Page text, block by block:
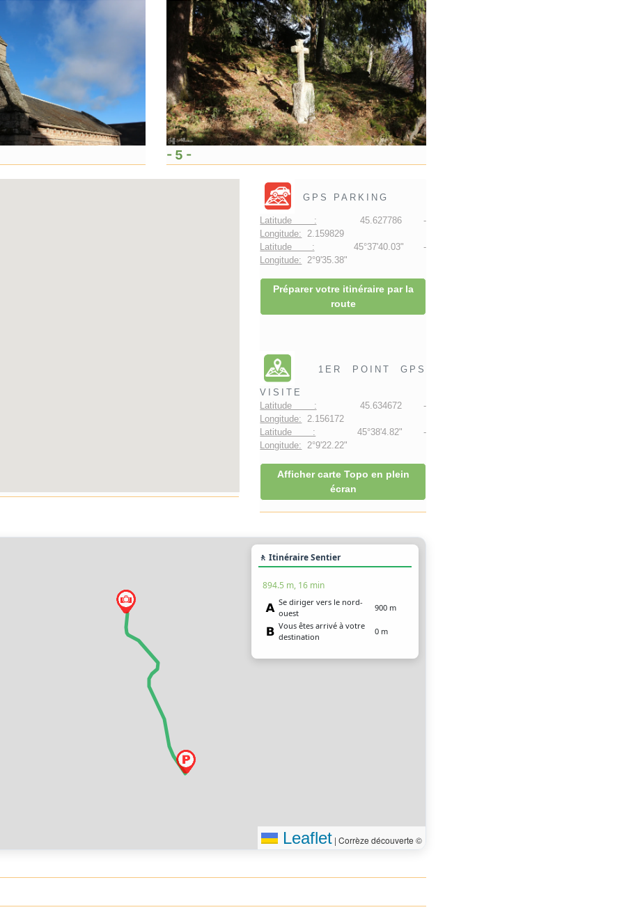
- 5 -
GPS PARKING
Latitude : 45.627786 -
Longitude: 2.159829
Latitude : 45°37'40.03" -
Longitude: 2°9'35.38"
Préparer votre itinéraire par la
route
1ER POINT GPS
VISITE
Latitude : 45.634672 -
Longitude: 2.156172
Latitude : 45°38'4.82" -
Longitude: 2°9'22.22"
Afficher carte Topo en plein
écran
🚶 Itinéraire Sentier
894.5 m, 16 min
Se diriger vers le nord-
ouest
900 m
Vous êtes arrivé à votre
destination
0 m
Leaflet | Corrèze découverte ©